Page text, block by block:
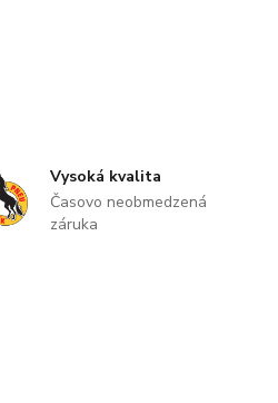
Vysoká kvalita
Časovo neobmedzená
záruka